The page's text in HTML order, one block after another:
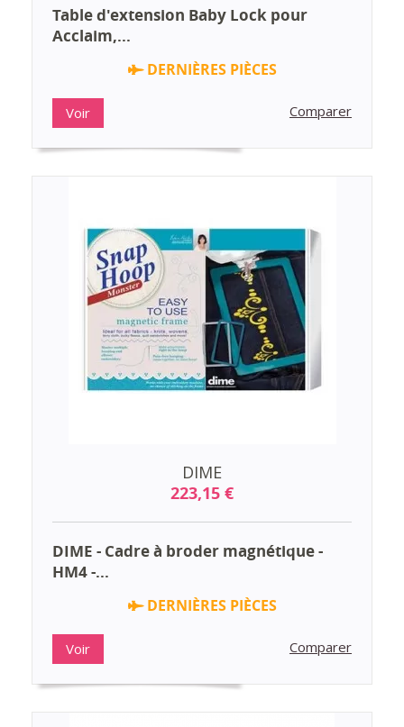
Table d'extension Baby Lock pour
Acclaim,...
DERNIÈRES PIÈCES
Voir Comparer
DIME
223,15 €
DIME - Cadre à broder magnétique -
HM4 -...
DERNIÈRES PIÈCES
Voir Comparer